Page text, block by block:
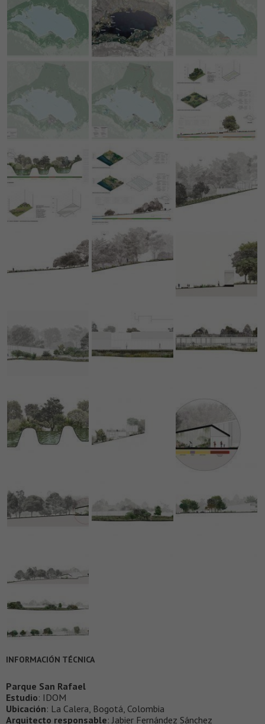
INFORMACIÓN TÉCNICA
Parque San Rafael
Estudio: IDOM
Ubicación: La Calera, Bogotá, Colombia
Arquitecto responsable: Jabier Fernández Sánchez